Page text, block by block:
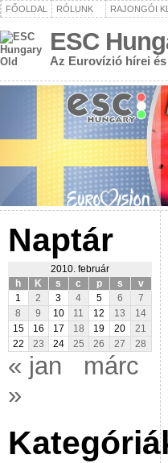
FŐOLDAL RÓLUNK RAJONGÓI
ESC
Az Eurovízió hírei
Naptár
2010. február
h
K s c p s
v
1
2 3 4 5 6
7
8
9 10 11 12 13
14
15
16 17 18 19 20
21
22
23 24 25 26 27 28
« jan
márc
»